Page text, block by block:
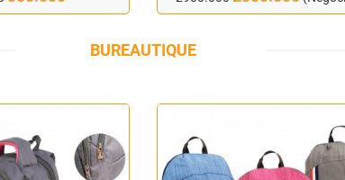
BUREAUTIQUE